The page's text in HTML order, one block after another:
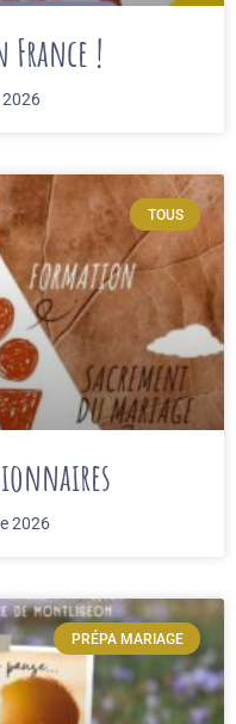
France !
2026
TOUS
2026
PRÉPA MARIAGE